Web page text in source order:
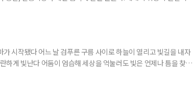
의 놀이터처럼 여겨졌다. 김 씨도 처음에는 “내가 가도 어색하
시작됐다 어느 날 검푸른 구름 사이로 하늘이 열리고 빛길을 내자
하게 빛난다 어둠이 엄습해 세상을 억눌러도 빛은 언제나 틈을 찾아